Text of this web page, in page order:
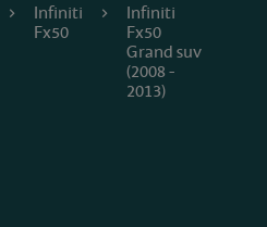
Infiniti
Fx50
Infiniti
Fx50
Grand suv
(2008 -
2013)